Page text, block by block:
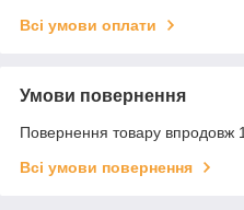
Всі умови оплати
Умови повернення
Повернення товару впродовж
Всі умови повернення